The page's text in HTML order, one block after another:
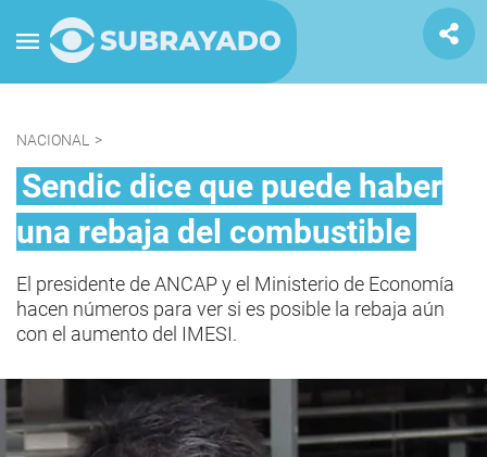
NACIONAL >
Sendic dice que puede haber
una rebaja del combustible
El presidente de ANCAP y el Ministerio de Economía
hacen números para ver si es posible la rebaja aún
con el aumento del IMESI.